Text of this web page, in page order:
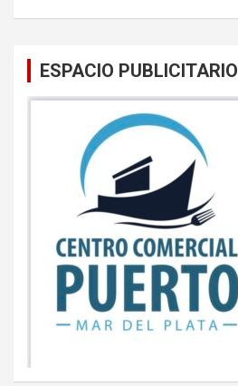
ESPACIO PUBLICITARIO